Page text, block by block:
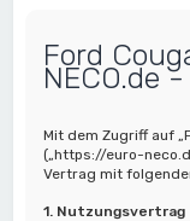
Ford
NECO.de
Mit dem Zugriff auf
(„https://euro-
Vertrag mit
1. Nutzungsvertrag